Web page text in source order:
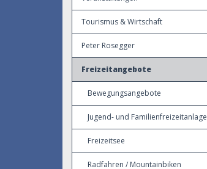
Tourismus & Wirtschaft
Peter Rosegger
Freizeitangebote
Bewegungsangebote
Jugend- und Familienfreizeitanlage
Freizeitsee
Radfahren / Mountainbiken